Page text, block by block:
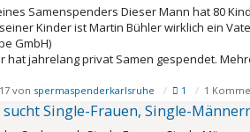
Samenspenders Dieser Mann hat 80
Kinder ist Martin Bühler wirklich ein
GmbH)
hat jahrelang privat Samen gespendet.
von spermaspenderkarlsruhe 1 1
sucht Single-Frauen, Single-